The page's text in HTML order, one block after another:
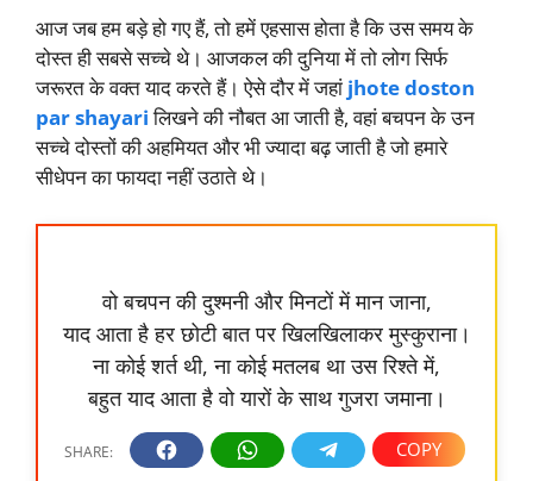
आज जब हम बड़े हो गए हैं, तो हमें एहसास होता है कि उस समय के
दोस्त ही सबसे सच्चे थे। आजकल की दुनिया में तो लोग सिर्फ
जरूरत के वक्त याद करते हैं। ऐसे दौर में जहां jhote doston
par shayariलिखने की नौबत आ जाती है, वहां बचपन के उन
सच्चे दोस्तों की अहमियत और भी ज्यादा बढ़ जाती है जो हमारे
सीधेपन का फायदा नहीं उठाते थे।
वो बचपन की दुश्मनी और मिनटों में मान जाना,
याद आता है हर छोटी बात पर खिलखिलाकर मुस्कुराना।
ना कोई शर्त थी, ना कोई मतलब था उस रिश्ते में,
बहुत याद आता है वो यारों के साथ गुजरा जमाना।